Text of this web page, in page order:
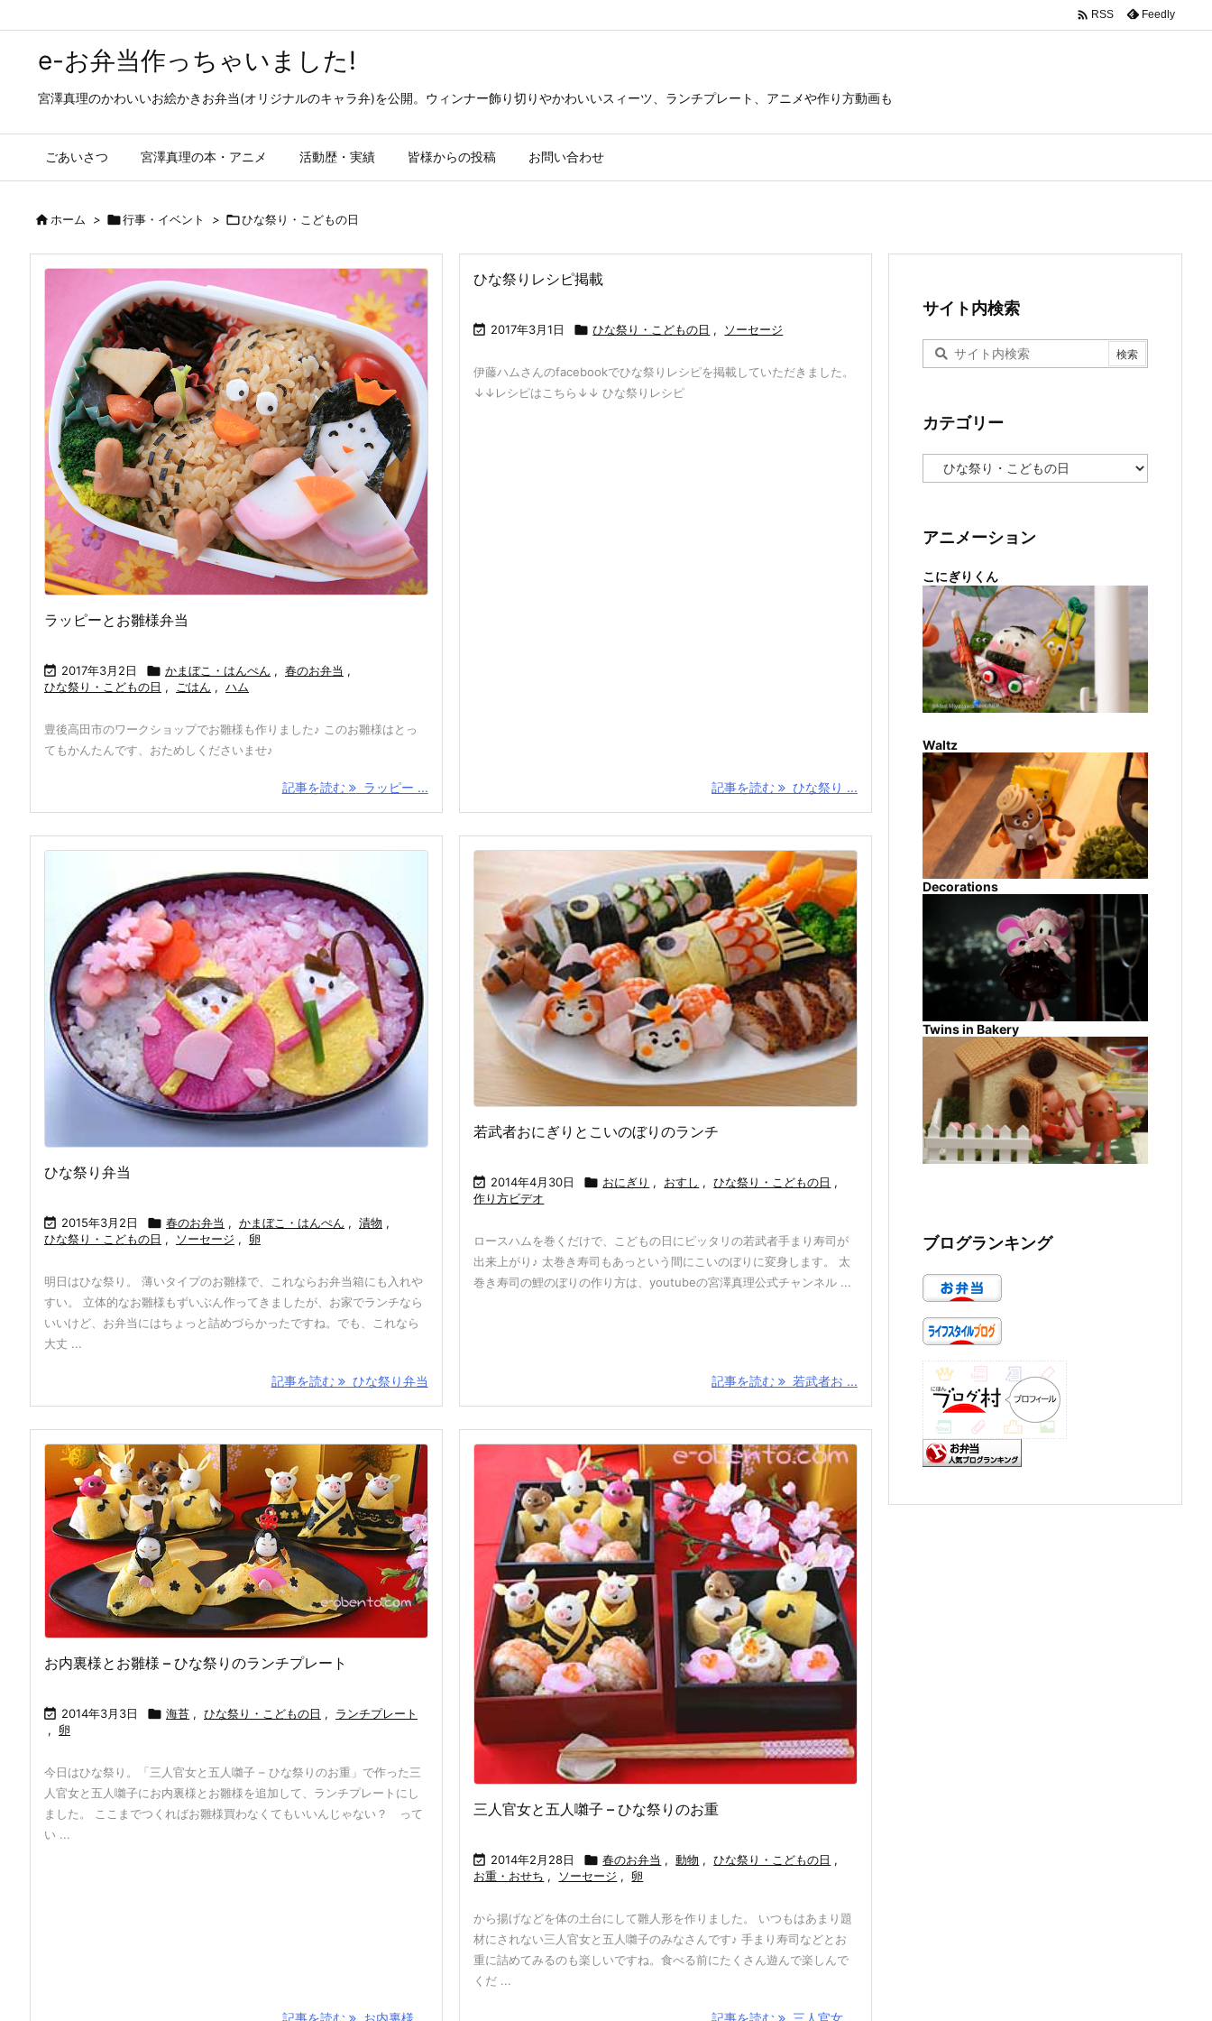
e-お弁当作っちゃいました!
宮澤真理のかわいいお絵かきお弁当(オリジナルのキャラ弁)を公開。ウィンナー飾り切りやかわいいスィーツ、ランチプレート、アニメや作り方動画も
ごあいさつ 宮澤真理の本・アニメ 活動歴・実績 皆様からの投稿 お問い合わせ
 RSS Feedly
ホーム > 行事・イベント > ひな祭り・こどもの日
ラッピーとお雛様弁当
 2017年3月2日  かまぼこ・はんぺん , 春のお弁当 ,
ひな祭り・こどもの日 , ごはん , ハム
豊後高田市のワークショップでお雛様も作りました♪ このお雛様はとっ
てもかんたんです、おためしくださいませ♪
記事を読む ラッピー ...
ひな祭りレシピ掲載
 2017年3月1日  ひな祭り・こどもの日 , ソーセージ
伊藤ハムさんのfacebookでひな祭りレシピを掲載していただきました。
↓↓レシピはこちら↓↓ ひな祭りレシピ
記事を読む ひな祭り ...
ひな祭り弁当
 2015年3月2日  春のお弁当 , かまぼこ・はんぺん , 漬物 ,
ひな祭り・こどもの日 , ソーセージ , 卵
明日はひな祭り。 薄いタイプのお雛様で、これならお弁当箱にも入れや
すい。 立体的なお雛様もずいぶん作ってきましたが、お家でランチなら
いいけど、お弁当にはちょっと詰めづらかったですね。でも、これなら
大丈 ...
記事を読む ひな祭り弁当
若武者おにぎりとこいのぼりのランチ
 2014年4月30日  おにぎり , おすし , ひな祭り・こどもの日 ,
作り方ビデオ
ロースハムを巻くだけで、こどもの日にピッタリの若武者手まり寿司が
出来上がり♪ 太巻き寿司もあっという間にこいのぼりに変身します。 太
巻き寿司の鯉のぼりの作り方は、youtubeの宮澤真理公式チャンネル ...
記事を読む 若武者お ...
お内裏様とお雛様 – ひな祭りのランチプレート
 2014年3月3日  海苔 , ひな祭り・こどもの日 ,
ランチプレート
,
卵
今日はひな祭り。「三人官女と五人囃子 – ひな祭りのお重」で作った三
人官女と五人囃子にお内裏様とお雛様を追加して、ランチプレートにし
ました。 ここまでつくればお雛様買わなくてもいいんじゃない？ って
い ...
記事を読む お内裏様 ...
三人官女と五人囃子 – ひな祭りのお重
 2014年2月28日  春のお弁当 , 動物 , ひな祭り・こどもの日 ,
お重・おせち , ソーセージ , 卵
から揚げなどを体の土台にして雛人形を作りました。 いつもはあまり題
材にされない三人官女と五人囃子のみなさんです♪ 手まり寿司などとお
重に詰めてみるのも楽しいですね。食べる前にたくさん遊んで楽しんで
くだ ...
記事を読む 三人官女 ...
サイト内検索
カテゴリー
ー
アニメーション
こにぎりくん
Waltz
Decorations
Twins in Bakery
ブログランキング